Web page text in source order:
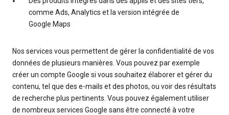
comme Ads, Analytics et la version intégrée de
Google Maps
Nos services vous permettent de gérer la confidentialité de vos
données de plusieurs manières. Vous pouvez par exemple
créer un compte Google si vous souhaitez élaborer et gérer du
contenu, tel que des e-mails et des photos, ou voir des résultats
de recherche plus pertinents. Vous pouvez également utiliser
de nombreux services Google sans être connecté à votre